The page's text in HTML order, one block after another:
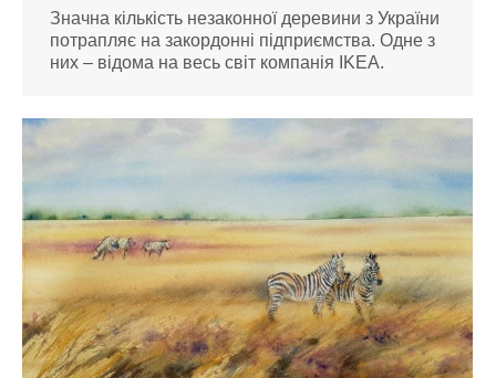
Значна кількість незаконної деревини з України
потрапляє на закордонні підприємства. Одне з
них – відома на весь світ компанія IKEA.